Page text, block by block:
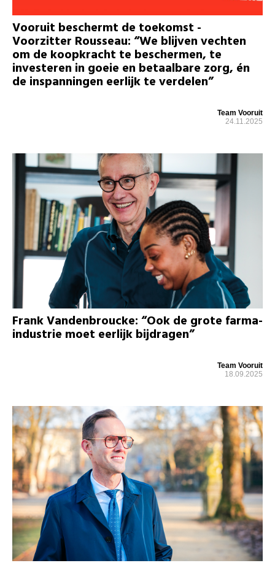
Vooruit beschermt de toekomst -
Voorzitter Rousseau: “We blijven vechten
om de koopkracht te beschermen, te
investeren in goeie en betaalbare zorg, én
de inspanningen eerlijk te verdelen”
Team Vooruit
24.11.2025
Frank Vandenbroucke: “Ook de grote farma-
industrie moet eerlijk bijdragen”
Team Vooruit
18.09.2025